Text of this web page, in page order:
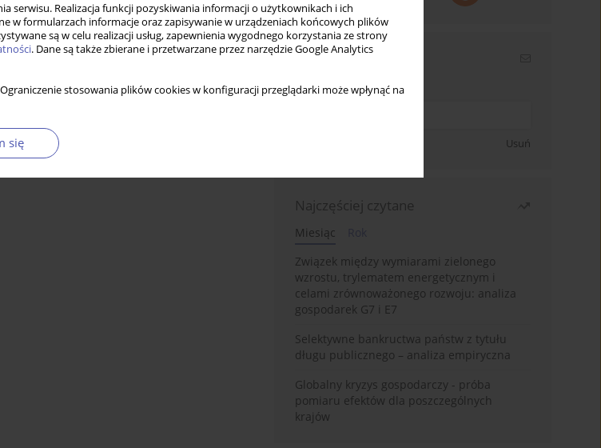
serwisu. Realizacja funkcji pozyskiwania informacji o użytkownikach i ich
w formularzach informacje oraz zapisywanie w urządzeniach końcowych plików
są w celu realizacji usług, zapewnienia wygodnego korzystania ze strony
. Dane są także zbierane i przetwarzane przez narzędzie Google Analytics
stosowania plików cookies w konfiguracji przeglądarki może wpłynąć na
się
Newsletter
Wpisz swój adres email
Usuń
Najczęściej czytane
Miesiąc
Związek między wymiarami zielonego
wzrostu, trylematem energetycznym i
celami zrównoważonego rozwoju: analiza
gospodarek G7 i E7
Selektywne bankructwa państw z tytułu
długu publicznego – analiza empiryczna
Globalny kryzys gospodarczy - próba
pomiaru efektów dla poszczególnych
krajów